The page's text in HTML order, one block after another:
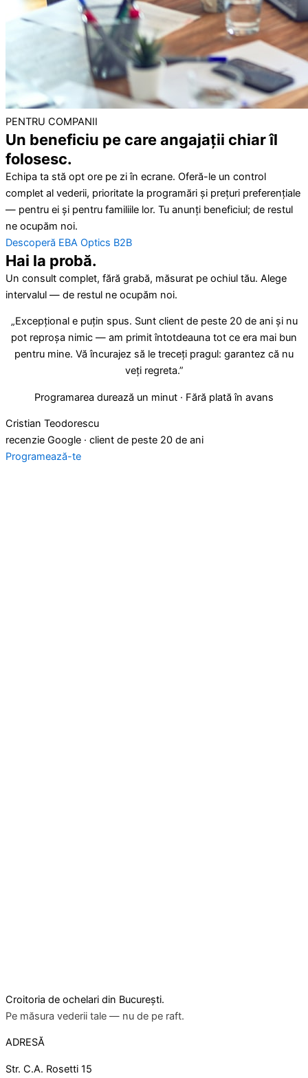
PENTRU COMPANII
Un beneficiu pe care angajații chiar îl
folosesc.
Echipa ta stă opt ore pe zi în ecrane. Oferă-le un control
complet al vederii, prioritate la programări și prețuri preferențiale
— pentru ei și pentru familiile lor. Tu anunți beneficiul; de restul
ne ocupăm noi.
Descoperă EBA Optics B2B
Hai la probă.
Un consult complet, fără grabă, măsurat pe ochiul tău. Alege
intervalul — de restul ne ocupăm noi.
„Excepțional e puțin spus. Sunt client de peste 20 de ani și nu
pot reproșa nimic — am primit întotdeauna tot ce era mai bun
pentru mine. Vă încurajez să le treceți pragul: garantez că nu
veți regreta.”
Programarea durează un minut · Fără plată în avans
Cristian Teodorescu
recenzie Google · client de peste 20 de ani
Programează-te
Croitoria de ochelari din București.
Pe măsura vederii tale — nu de pe raft.
ADRESĂ
Str. C.A. Rosetti 15